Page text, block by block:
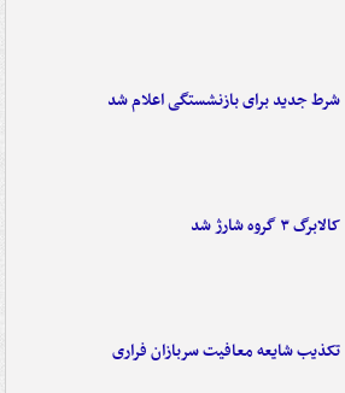
شرط جدید برای بازنشستگی اعلام شد
کالابرگ ۳ گروه شارژ شد
تکذیب شایعه معافیت سربازان فراری